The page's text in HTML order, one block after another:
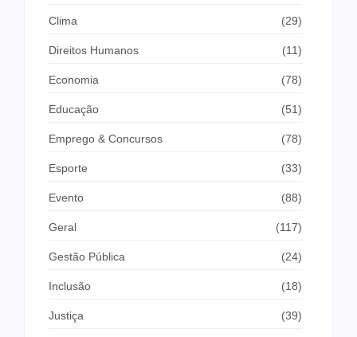
Clima (29)
Direitos Humanos (11)
Economia (78)
Educação (51)
Emprego & Concursos (78)
Esporte (33)
Evento (88)
Geral (117)
Gestão Pública (24)
Inclusão (18)
Justiça (39)